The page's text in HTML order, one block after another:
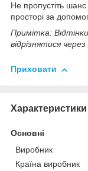
Не пропустіть
просторі за
Примітка:
відрізнятися
Приховати
Характеристики
Основні
Виробник
Країна виробник